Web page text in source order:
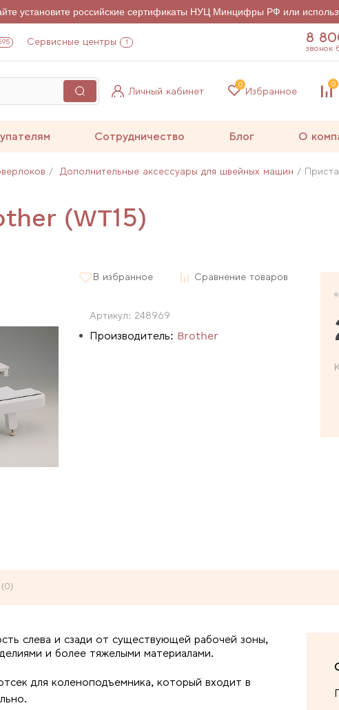
установите российские сертификаты НУЦ Минцифры РФ или
Сервисные центры 1 8
звонок
Личный кабинет Избранное
0 0
Сотрудничество Блог О
Дополнительные аксессуары для швейных машин
(WT15)
В избранное Сравнение товаров
Артикул: 248969
Производитель: Brother
(0)
слева и сзади от существующей рабочей зоны,
и более тяжелыми материалами.
для коленоподъемника, который входит в